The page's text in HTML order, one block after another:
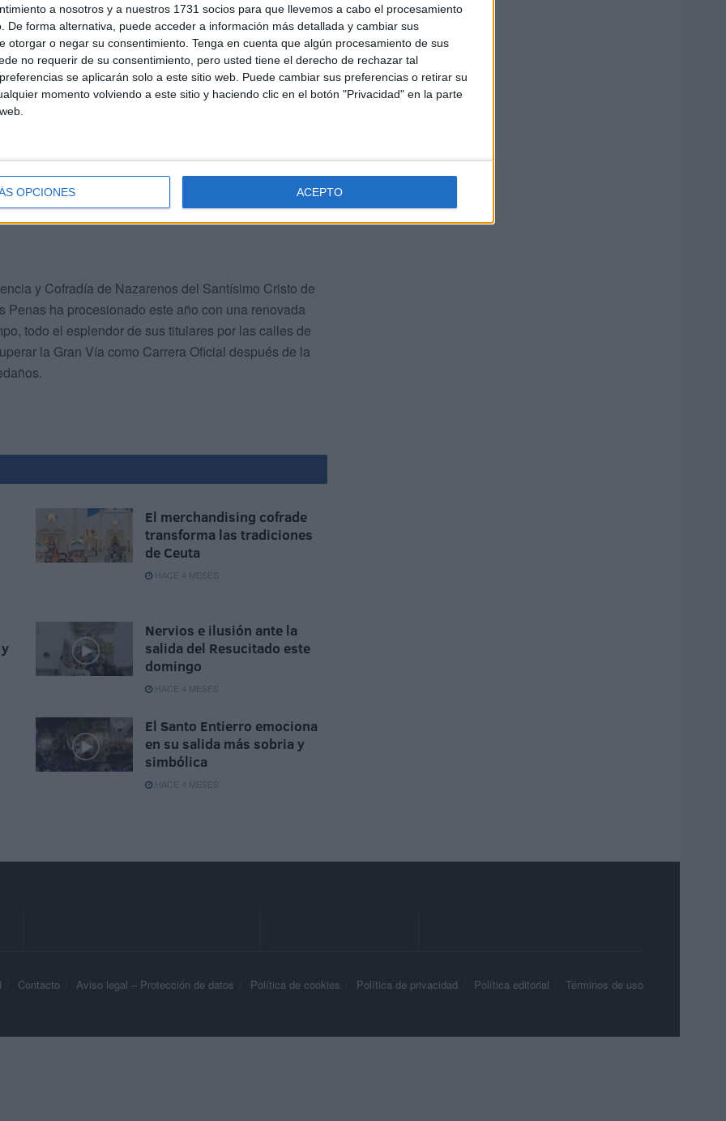
a nosotros y a nuestros 1731 socios para que llevemos a cabo el procesamiento
De forma alternativa, puede acceder a información más detallada y cambiar sus
otorgar o negar su consentimiento. Tenga en cuenta que algún procesamiento de sus
no requerir de su consentimiento, pero usted tiene el derecho de rechazar tal
se aplicarán solo a este sitio web. Puede cambiar sus preferencias o retirar su
momento volviendo a este sitio y haciendo clic en el botón "Privacidad" en la parte
OPCIONES ACEPTO
momento por un gran número de ciudadanos y
para el cambio de cuadrilla.
y Cofradía de Nazarenos del Santísimo Cristo de
ha procesionado este año con una renovada
todo el esplendor de sus titulares por las calles de
la Gran Vía como Carrera Oficial después de la
El merchandising cofrade
transforma las tradiciones
de Ceuta
HACE 4 MESES
Nervios e ilusión ante la
salida del Resucitado este
domingo
HACE 4 MESES
El Santo Entierro emociona
en su salida más sobria y
simbólica
HACE 4 MESES
Contacto Aviso legal – Protección de datos Política de cookies Política de privacidad Política editorial Términos de uso